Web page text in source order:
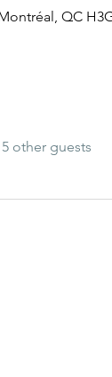
QC
other guests